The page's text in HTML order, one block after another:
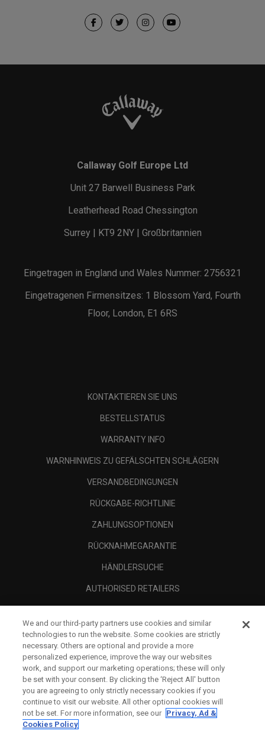
Callaway Golf Europe Ltd
Unit 27 Barwell Business Park
Leatherhead Road Chessington
Surrey | KT9 2NY | Großbritannien
Eingetragen in England und Wales Nummer: 2756321
Eingetragenen Firmensitzes: 1 Blossom Yard, Fourth
Floor, London, E1 6RS
KONTAKTIEREN SIE UNS
BESTELLSTATUS
WARRANTY INFO
WARNHINWEIS ZU GEFÄLSCHTEN SCHLÄGERN
VERSANDBEDINGUNGEN
RÜCKGABE-RICHTLINIE
ZAHLUNGSOPTIONEN
RÜCKNAHMEGARANTIE
HÄNDLERSUCHE
AUTHORISED RETAILERS
UNTERNEHMENSPROFIL
RECHTLICHES-
We and our third-party partners use cookies and similar
technologies to run the website. Some cookies are strictly
necessary. Others are optional and provide a more
personalized experience, improve the way our websites
work, and support our marketing operations; these will only
be set with your consent. By clicking the ‘Reject All' button
you are agreeing to only strictly necessary cookies if you
continue to visit our website. All other optional cookies will
not be set. For more information, see our Privacy, Ad &
Cookies Policy